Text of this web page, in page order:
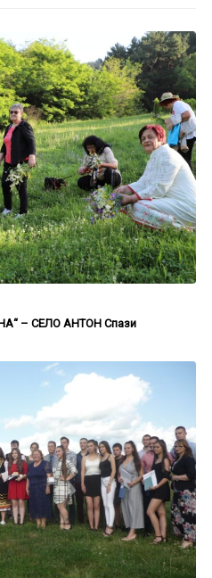
– СЕЛО АНТОН Спази